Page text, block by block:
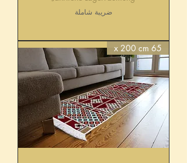
ضريبة شاملة
65 x 200 cm